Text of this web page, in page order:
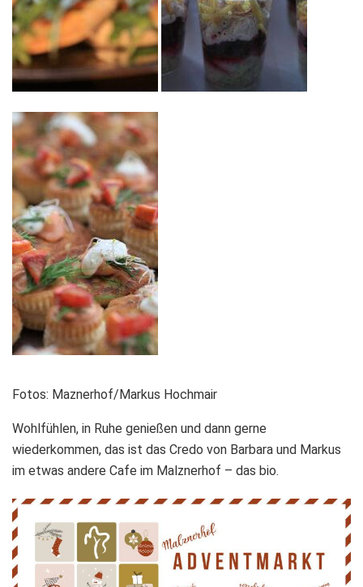
Fotos: Maznerhof/Markus Hochmair
Wohlfühlen, in Ruhe genießen und dann gerne
wiederkommen, das ist das Credo von Barbara und Markus
im etwas andere Cafe im Malznerhof – das bio.